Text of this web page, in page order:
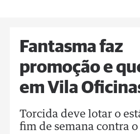
Fantasma faz
promoção e
em Vila
Torcida deve lotar o
fim de semana contra